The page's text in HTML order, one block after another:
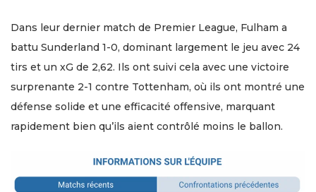
Dans leur dernier match de Premier League, Fulham a
battu Sunderland 1-0, dominant largement le jeu avec 24
tirs et un xG de 2,62. Ils ont suivi cela avec une victoire
surprenante 2-1 contre Tottenham, où ils ont montré une
défense solide et une efficacité offensive, marquant
rapidement bien qu’ils aient contrôlé moins le ballon.